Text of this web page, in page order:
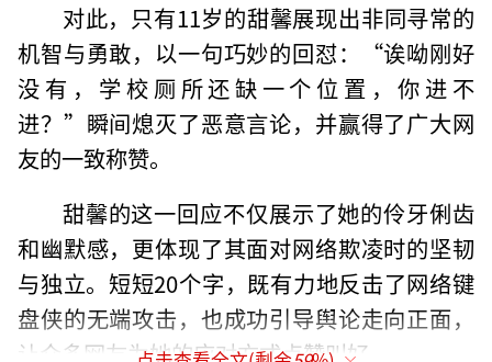
对此，只有11岁的甜馨展现出非同寻常的
机智与勇敢，以一句巧妙的回怼：“诶呦刚好
没有，学校厕所还缺一个位置，你进不
进？”瞬间熄灭了恶意言论，并赢得了广大网
友的一致称赞。
甜馨的这一回应不仅展示了她的伶牙俐齿
和幽默感，更体现了其面对网络欺凌时的坚韧
与独立。短短20个字，既有力地反击了网络键
盘侠的无端攻击，也成功引导舆论走向正面，
让众多网友为她的应对方式点赞叫好。